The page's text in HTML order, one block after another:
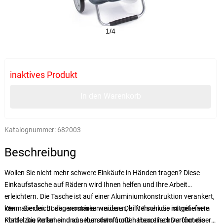
1/4
inaktives Produkt
Katalognummer: 682003
Beschreibung
Wollen Sie nicht mehr schwere Einkäufe in Händen tragen? Diese
Einkaufstasche auf Rädern wird Ihnen helfen und Ihre Arbeit
erleichtern. Die Tasche ist auf einer Aluminiumkonstruktion verankert,
kann aber leicht abgenommen werden. Der Verschluss ist mit einem
Kordelzug versehen und neben dem großen Hauptfach verfügt die
Wenn Sie den Boden verstärken müssen, hilft Ihnen die mitgelieferte
Platte. Die Rollen sind aus Kunststoff und haben einen Durchmesser